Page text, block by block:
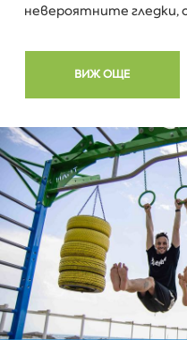
невероятните гледки,
ВИЖ ОЩЕ